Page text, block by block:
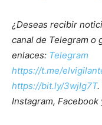
¿Deseas recibir
canal de Telegram o
enlaces: Telegram
https://t.me/
https://bit.ly/3wjIg7T.
Instagram,